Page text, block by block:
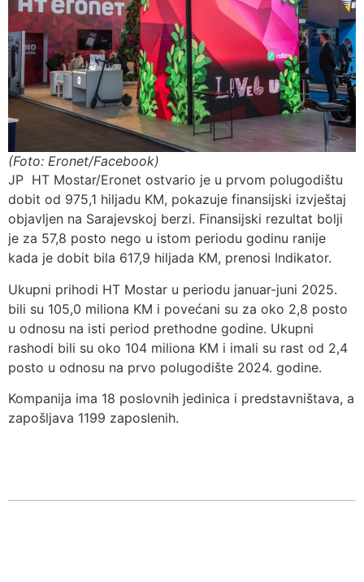
(Foto: Eronet/Facebook)
JP HT Mostar/Eronet ostvario je u prvom polugodištu
dobit od 975,1 hiljadu KM, pokazuje finansijski izvještaj
objavljen na Sarajevskoj berzi. Finansijski rezultat bolji
je za 57,8 posto nego u istom periodu godinu ranije
kada je dobit bila 617,9 hiljada KM, prenosi Indikator.
Ukupni prihodi HT Mostar u periodu januar-juni 2025.
bili su 105,0 miliona KM i povećani su za oko 2,8 posto
u odnosu na isti period prethodne godine. Ukupni
rashodi bili su oko 104 miliona KM i imali su rast od 2,4
posto u odnosu na prvo polugodište 2024. godine.
Kompanija ima 18 poslovnih jedinica i predstavništava, a
zapošljava 1199 zaposlenih.